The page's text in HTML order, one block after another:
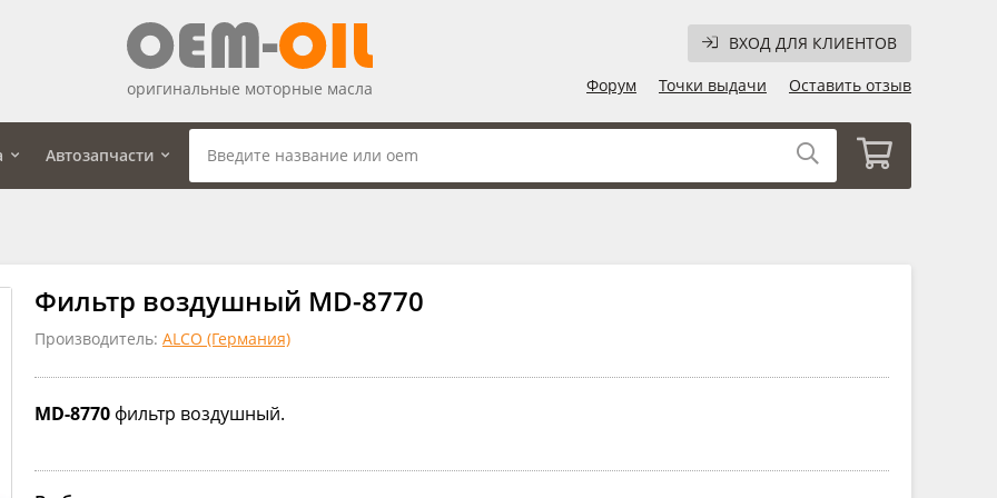
ВХОД ДЛЯ КЛИЕНТОВ
Форум
Точки выдачи Оставить отзыв
оригинальные моторные масла
Автозапчасти
Фильтр воздушный MD-8770
Производитель: ALCO (Германия)
MD-8770 фильтр воздушный.